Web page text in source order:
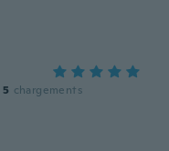
5 chargements